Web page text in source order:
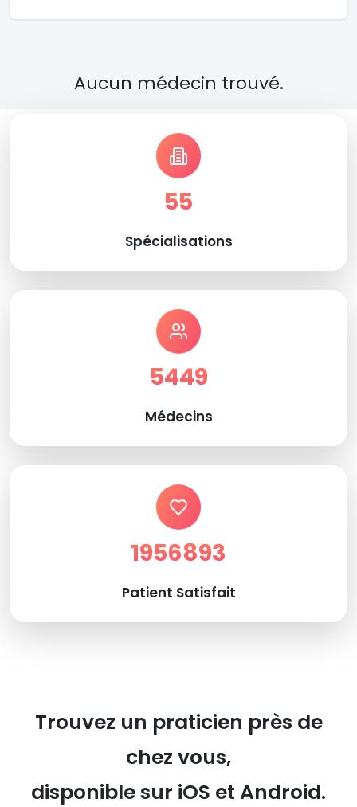
Aucun médecin trouvé.
55
Spécialisations
5449
Médecins
1956893
Patient Satisfait
Trouvez un praticien près de
chez vous,
disponible sur iOS et Android.